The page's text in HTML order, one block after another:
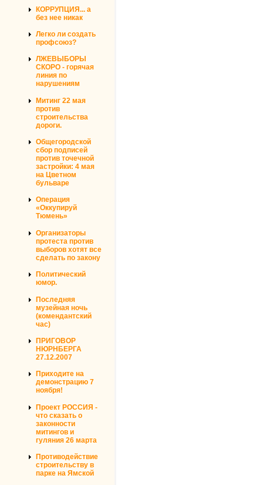
КОРРУПЦИЯ... а
без нее никак
Легко ли создать
профсоюз?
ЛЖЕВЫБОРЫ
СКОРО - горячая
линия по
нарушениям
Митинг 22 мая
против
строительства
дороги.
Общегородской
сбор подписей
против точечной
застройки: 4 мая
на Цветном
бульваре
Операция
«Оккупируй
Тюмень»
Организаторы
протеста против
выборов хотят все
сделать по закону
Политический
юмор.
Последняя
музейная ночь
(комендантский
час)
ПРИГОВОР
НЮРНБЕРГА
27.12.2007
Приходите на
демонстрацию 7
ноября!
Проект РОССИЯ -
что сказать о
законности
митингов и
гуляния 26 марта
Противодействие
строительству в
парке на Ямской